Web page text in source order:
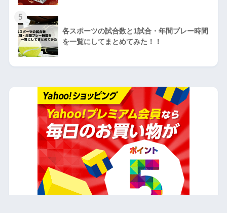
5
各スポーツの試合数と1試合・年間プレー時間
を一覧にしてまとめてみた！！